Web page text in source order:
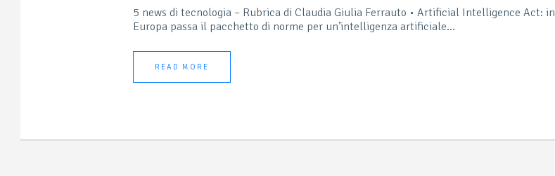
5 news di tecnologia – Rubrica di Claudia Giulia Ferrauto • Artificial Intelligence Act: in
Europa passa il pacchetto di norme per un’intelligenza artificiale...
READ MORE